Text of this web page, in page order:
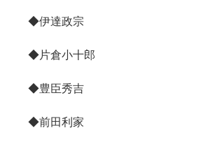
◆伊達政宗
◆片倉小十郎
◆豊臣秀吉
◆前田利家